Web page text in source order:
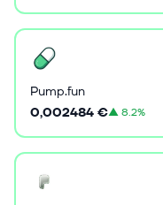
Pump.fun
0,002484 €▲8.2%